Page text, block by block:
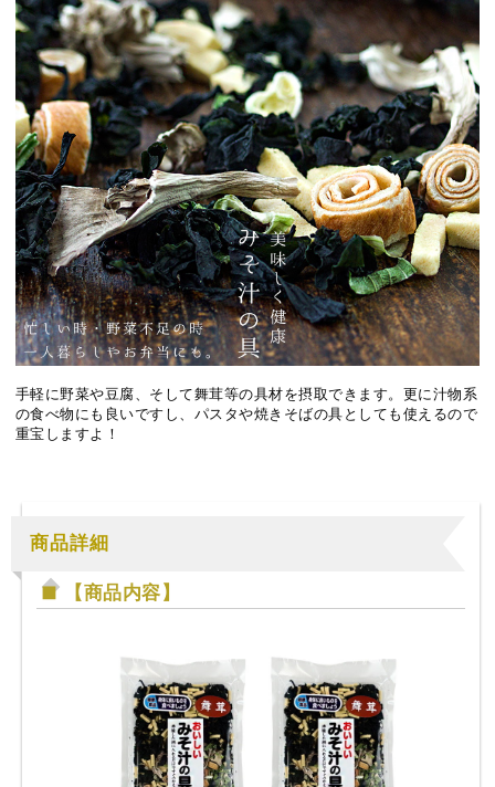
手軽に野菜や豆腐、そして舞茸等の具材を摂取できます。更に汁物系
の食べ物にも良いですし、パスタや焼きそばの具としても使えるので
重宝しますよ！
商品詳細
【商品内容】